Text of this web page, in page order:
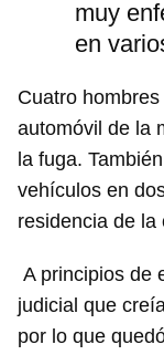
muy
en
Cuatro
automóvil de la
la fuga.
vehículos en
residencia de la
A principios de
judicial que
por lo que